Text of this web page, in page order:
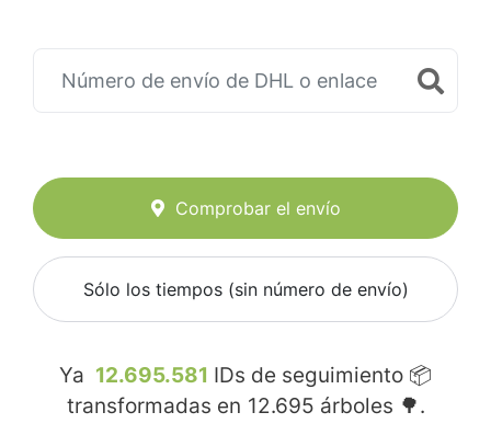
Comprobar el envío
Sólo los tiempos (sin número de envío)
Ya 12.695.581 IDs de seguimiento 📦
transformadas en 12.695 árboles 🌳.